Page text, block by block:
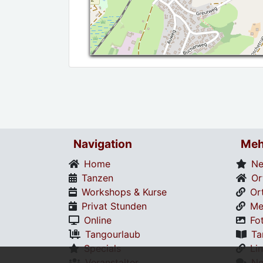
Navigation
Home
Tanzen
Workshops & Kurse
Privat Stunden
Online
Tangourlaub
Specials